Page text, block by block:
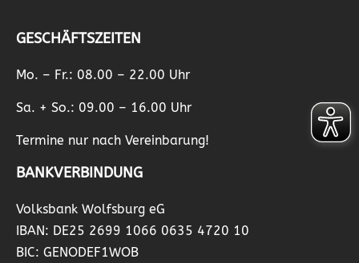
GESCHÄFTSZEITEN
Mo. – Fr.: 08.00 – 22.00 Uhr
Sa. + So.: 09.00 – 16.00 Uhr
Termine nur nach Vereinbarung!
BANKVERBINDUNG
Volksbank Wolfsburg eG
IBAN: DE25 2699 1066 0635 4720 10
BIC: GENODEF1WOB